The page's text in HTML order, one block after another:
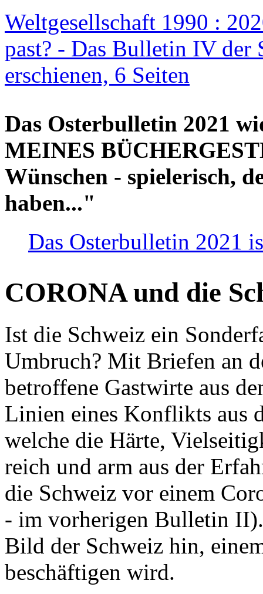
Weltgesellschaft 1990 :
past? - Das Bulletin IV der
erschienen, 6 Seiten
Das Osterbulletin 2021
MEINES
Wünschen - spielerisch,
haben..."
Das Osterbulletin 2021
CORONA und die
Ist die Schweiz ein
Umbruch? Mit Briefen an
betroffene Gastwirte aus
Linien eines Konflikts aus
welche die Härte,
reich und arm aus der
die Schweiz vor einem
- im vorherigen Bulletin
Bild der Schweiz hin,
beschäftigen wird.